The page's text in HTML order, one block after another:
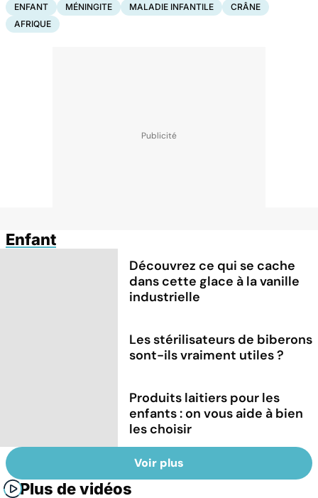
ENFANT MÉNINGITE MALADIE INFANTILE
CRÂNE
AFRIQUE
Enfant
Découvrez ce qui se cache
dans cette glace à la vanille
industrielle
Les stérilisateurs de biberons
sont-ils vraiment utiles ?
Produits laitiers pour les
enfants : on vous aide à bien
les choisir
Voir plus
Plus de vidéos